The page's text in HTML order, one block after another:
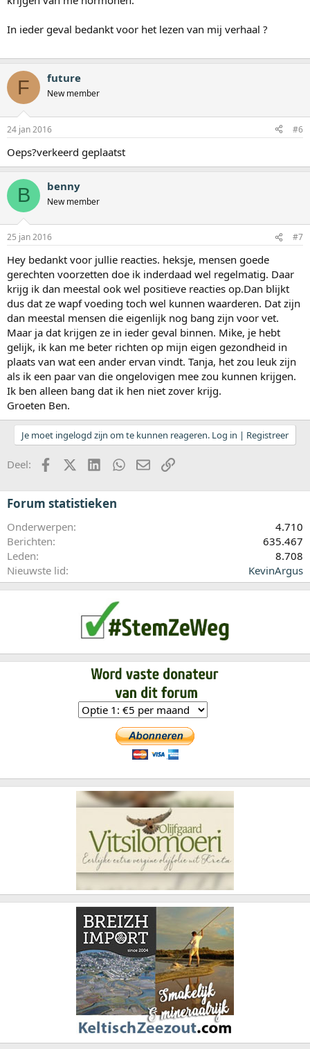
In ieder geval bedankt voor het lezen van mij verhaal ?
F future
New member
24 jan 2016 #6
Oeps?verkeerd geplaatst
B benny
New member
25 jan 2016 #7
Hey bedankt voor jullie reacties. heksje, mensen goede
gerechten voorzetten doe ik inderdaad wel regelmatig. Daar
krijg ik dan meestal ook wel positieve reacties op.Dan blijkt
dus dat ze wapf voeding toch wel kunnen waarderen. Dat zijn
dan meestal mensen die eigenlijk nog bang zijn voor vet.
Maar ja dat krijgen ze in ieder geval binnen. Mike, je hebt
gelijk, ik kan me beter richten op mijn eigen gezondheid in
plaats van wat een ander ervan vindt. Tanja, het zou leuk zijn
als ik een paar van die ongelovigen mee zou kunnen krijgen.
Ik ben alleen bang dat ik hen niet zover krijg.
Groeten Ben.
Je moet ingelogd zijn om te kunnen reageren. Log in | Registreer
Deel: FacebookX (Twitter)LinkedInWhatsApp
E-mailkoppeling
Forum statistieken
Onderwerpen
4.710
Berichten
635.467
Leden
8.708
Nieuwste lid
KevinArgus